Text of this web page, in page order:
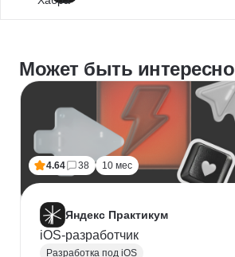
Может быть интересно
4.64 38 10 мес
Яндекс Практикум
iOS-разработчик
Разработка под iOS